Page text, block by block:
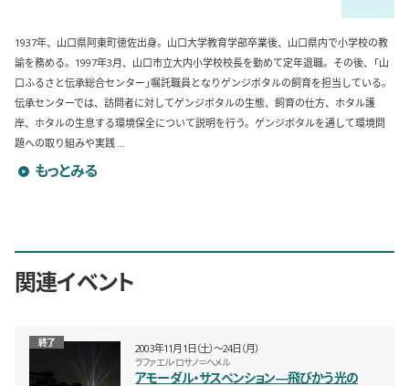
1937年、山口県阿東町徳佐出身。山口大学教育学部卒業後、山口県内で小学校の教
諭を務める。1997年3月、山口市立大内小学校校長を勤めて定年退職。その後、「山
口ふるさと伝承総合センター」嘱託職員となりゲンジボタルの飼育を担当している。
伝承センターでは、訪問者に対してゲンジボタルの生態、飼育の仕方、ホタル護
岸、ホタルの生息する環境保全について説明を行う。ゲンジボタルを通して環境問
題への取り組みや実践 ...
平野慎吾のプロフィールを詳しく見る
もっとみる
関連イベント
2003年11月1日（土）〜24日（月）
終了
ラファエル・ロサノ＝ヘメル
アモーダル・サスペンション―飛びかう光の